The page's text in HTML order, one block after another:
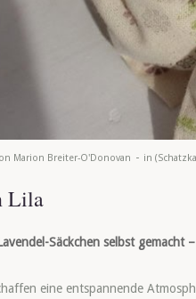
Marion Breiter-O'Donovan - in
Lila
Säckchen selbst gemacht
eine entspannende